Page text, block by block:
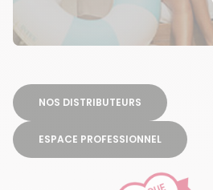
NOS DISTRIBUTEURS
ESPACE PROFESSIONNEL